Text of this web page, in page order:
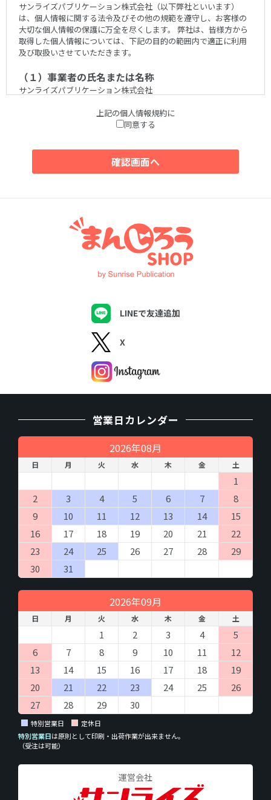
サンライズパブリケーション株式会社（以下弊社といいます）
は、個人情報に関する法令及びその他の規範を遵守し、お客様の
大切な個人情報の保護に万全を尽くします。 弊社は、皆様方から
取得した個人情報については、下記の目的の範囲内で適正に利用
及び取扱いさせていただきます。
（１）事業者の氏名または名称
サンライズパブリケーション株式会社
（２）個人情報保護管理者
（３）個人情報の利用目的
ご入力いただいた個人情報は、下記のために利用致します。
1.会員登録時
会員登録
2.商品ご購入前後
資料、サンプルの送付
お問い合わせへの対応
商品およびサービスの発送、納品、実施
商品、サービス、催し物のご案内の送付
（４）個人情報の第三者提供について
取得した個人情報を第三者に提供することはありません。
（５）個人情報の取扱いの委託について
取得した個人情報の取扱いの一部を委託業者に委託することがあ
ります。委託に際しては、個人情報の保護水準が、当社が設定す
います。
（６）開示対象個人情報の開示等および問い合わせ窓
口について
ご本人からの求めにより、当社が保有する開示対象個人情報の利
用目的の通知・開示・内容の訂正・追加または削除・利用の停
止・消去および第三者への提供の 停止（「開示等」といいま
開示等に応ずる窓口は、「
開示の手続き 」をご覧下さい。
（７）個人情報を入力するにあたっての注意事項
商品、サービス提供のお取引に必要な情報を入力していただきま
す。必ず全ての項目を正しく入力してください。不備があった場
合、ご注文のお取引、配送やそ の他の連絡がうまくできない場合
があります。
なお入力していただきました電子メールアドレスや電話番号に問
い合わせいただきました商品、または弊社サービスのご案内をさ
せていただくことがあります。
（８）本人が容易に認識できない方法による個人情報
の取得
クッキーやウェブビーコン等を用いるなどして、本人が容易に認
識できない方法による個人情報の取得は行っておりません。
（９）個人情報の安全管理措置について
取得した個人情報については、漏洩、減失またはき損の防止と是
正、その他個人情報の安全管理のために必要かつ適切な措置を講
じます。
お問合せへの回答後、取得した個人情報は当社において削除致し
ます。
（１０）個人情報の任意性について
上記の個人情報規約に
同意する
LINEで友達追加
X
営業日カレンダー
2026年08月
日 月 火 水 木 金 土
1
2
3 4 5 6 7
8
9
10 11 12 13 14
15
16
17 18 19 20 21
22
23
24 25 26 27 28
29
30
31
2026年09月
日 月 火 水 木 金 土
1 2 3 4
5
6
7 8 9 10 11
12
13
14 15 16 17 18
19
20
21 22 23 24 25
26
27
28 29 30
特別営業日
定休日
特別営業日は原則として印刷・出荷作業が出来ません。
（受注は可能）
運営会社